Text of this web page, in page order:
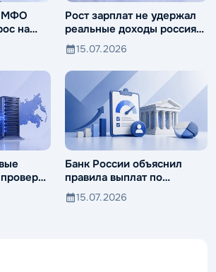
МФО
на
Рост зарплат не удержал
реальные доходы россиян
от падения
15.07.2026
Банк России объяснил
правила выплат по
вкладам иностранцев
15.07.2026